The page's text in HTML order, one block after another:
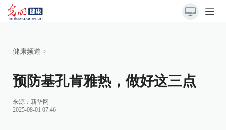
健康频道 >
预防基孔肯雅热，做好这三点
来源： 新华网
2025-08-01 07:46